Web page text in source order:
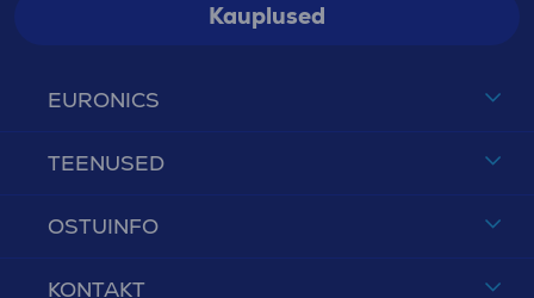
EURONICS
TEENUSED
OSTUINFO
KONTAKT
Kauplused